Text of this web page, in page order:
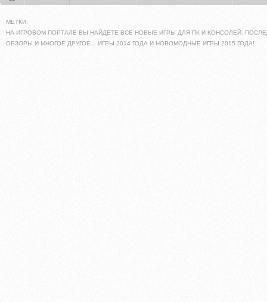
МЕТКИ:
НА ИГРОВОМ ПОРТАЛЕ ВЫ НАЙДЕТЕ ВСЕ НОВЫЕ ИГРЫ ДЛЯ ПК И КОНСОЛЕЙ.
ОБЗОРЫ И МНОГОЕ ДРУГОЕ... ИГРЫ 2014 ГОДА И НОВОМОДНЫЕ ИГРЫ 2015 ГОДА!